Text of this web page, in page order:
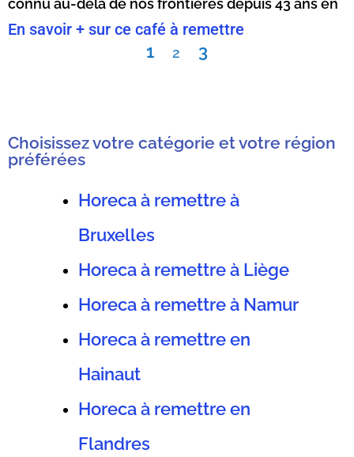
En savoir + sur ce café à remettre
1 2 3
Choisissez votre catégorie et votre région
préférées
Horeca à remettre à
Bruxelles
Horeca à remettre à Liège
Horeca à remettre à Namur
Horeca à remettre en
Hainaut
Horeca à remettre en
Flandres